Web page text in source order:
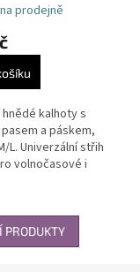
prodejně
kalhoty s
a páskem,
L. Univerzální střih
volnočasové i
PRODUKTY